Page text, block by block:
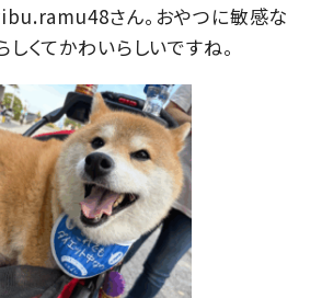
さん。おやつに敏感な
くてかわいらしいですね。